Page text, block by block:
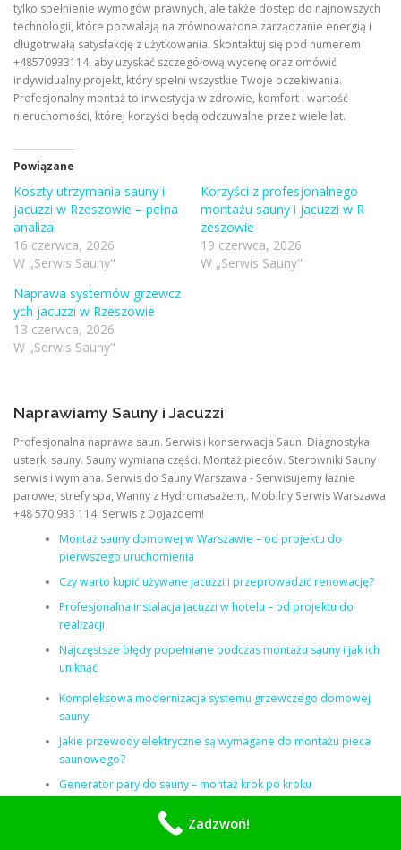
tylko spełnienie wymogów prawnych, ale także dostęp do najnowszych
technologii, które pozwalają na zrównoważone zarządzanie energią i
długotrwałą satysfakcję z użytkowania. Skontaktuj się pod numerem
+48570933114, aby uzyskać szczegółową wycenę oraz omówić
indywidualny projekt, który spełni wszystkie Twoje oczekiwania.
Profesjonalny montaż to inwestycja w zdrowie, komfort i wartość
nieruchomości, której korzyści będą odczuwalne przez wiele lat.
Powiązane
Koszty utrzymania sauny i
jacuzzi w Rzeszowie – pełna
analiza
16 czerwca, 2026
W „Serwis Sauny"
Korzyści z profesjonalnego
montażu sauny i jacuzzi w R
zeszowie
19 czerwca, 2026
W „Serwis Sauny"
Naprawa systemów grzewcz
ych jacuzzi w Rzeszowie
13 czerwca, 2026
W „Serwis Sauny"
Naprawiamy Sauny i Jacuzzi
Profesjonalna naprawa saun. Serwis i konserwacja Saun. Diagnostyka
usterki sauny. Sauny wymiana części. Montaż pieców. Sterowniki Sauny
serwis i wymiana. Serwis do Sauny Warszawa - Serwisujemy łaźnie
parowe, strefy spa, Wanny z Hydromasażem,. Mobilny Serwis Warszawa
+48 570 933 114. Serwis z Dojazdem!
Montaż sauny domowej w Warszawie – od projektu do
pierwszego uruchomienia
Czy warto kupić używane jacuzzi i przeprowadzić renowację?
Profesjonalna instalacja jacuzzi w hotelu – od projektu do
realizacji
Najczęstsze błędy popełniane podczas montażu sauny i jak ich
uniknąć
Kompleksowa modernizacja systemu grzewczego domowej
sauny
Jakie przewody elektryczne są wymagane do montażu pieca
saunowego?
Generator pary do sauny – montaż krok po kroku
Najczęstsze błędy użytkowników jacuzzi we Wrocławiu
Zadzwoń!